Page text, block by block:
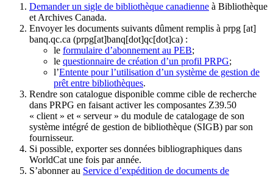
Demander un sigle de bibliothèque canadienne à Bibliothèque
et Archives Canada.
Envoyer les documents suivants dûment remplis à prpg [at]
banq.qc.ca (prpg[at]banq[dot]qc[dot]ca) :
le formulaire d’abonnement au PEB;
le questionnaire de création d’un profil PRPG;
l’Entente pour l’utilisation d’un système de gestion de
prêt entre bibliothèques.
Rendre son catalogue disponible comme cible de recherche
dans PRPG en faisant activer les composantes Z39.50
« client » et « serveur » du module de catalogage de son
système intégré de gestion de bibliothèque (SIGB) par son
fournisseur.
Si possible, exporter ses données bibliographiques dans
WorldCat une fois par année.
S’abonner au Service d’expédition de documents de